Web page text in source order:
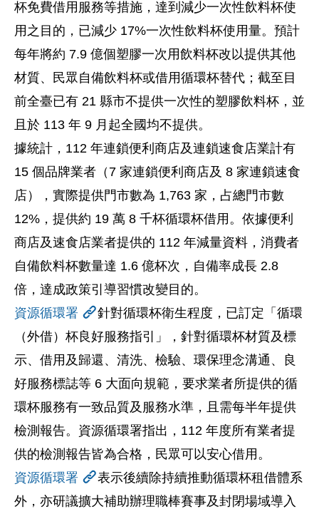
杯免費借用服務等措施，達到減少一次性飲料杯使
用之目的，已減少 17%一次性飲料杯使用量。預計
每年將約 7.9 億個塑膠一次用飲料杯改以提供其他
材質、民眾自備飲料杯或借用循環杯替代；截至目
前全臺已有 21 縣市不提供一次性的塑膠飲料杯，並
且於 113 年 9 月起全國均不提供。
據統計，112 年連鎖便利商店及連鎖速食店業計有
15 個品牌業者（7 家連鎖便利商店及 8 家連鎖速食
店），實際提供門市數為 1,763 家，占總門市數
12%，提供約 19 萬 8 千杯循環杯借用。依據便利
商店及速食店業者提供的 112 年減量資料，消費者
自備飲料杯數量達 1.6 億杯次，自備率成長 2.8
倍，達成政策引導習慣改變目的。
資源循環署
針對循環杯衛生程度，已訂定 「循環
（外借）杯良好服務指引」
，針對循環杯材質及標
示、借用及歸還、清洗、檢驗、環保理念溝通、良
好服務標誌等 6 大面向規範，要求業者所提供的循
環杯服務有一致品質及服務水準，且需每半年提供
檢測報告。資源循環署指出，112 年度所有業者提
供的檢測報告皆為合格，民眾可以安心借用。
資源循環署
表示後續除持續推動循環杯租借體系
外，亦研議擴大補助辦理職棒賽事及封閉場域導入